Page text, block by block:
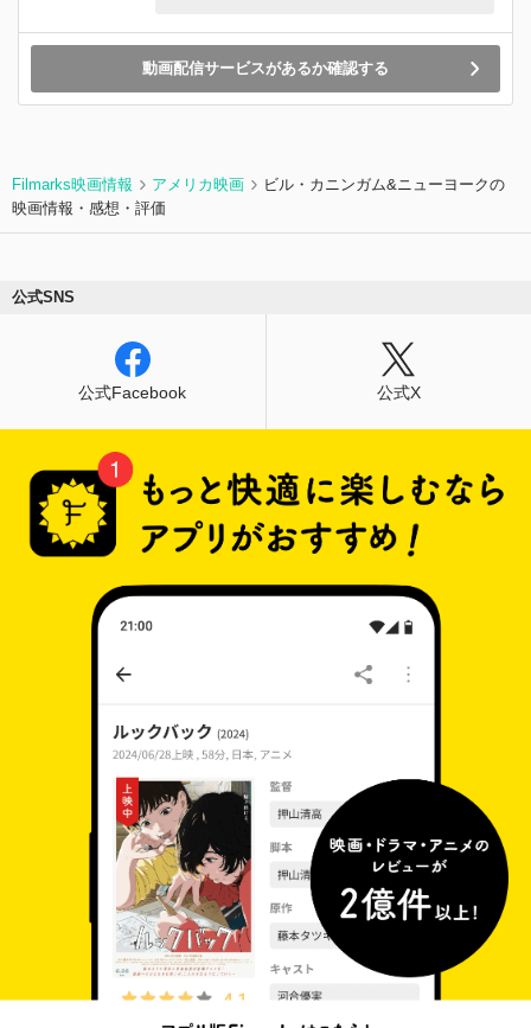
ハウスの内装を任され、ジャクリーン・ケネディ
を顧客に持つというキャリアの持ち主。アイリス
の”成功の秘訣”に迫るべく、展覧会や老舗百貨店
でのディスプレイ企画、売り切れ続出のTVショ
動画配信サービスがあるか確認する
Filmarks映画情報 アメリカ映画
ビル・カニンガム&ニューヨークの
映画情報・感想・評価
公式SNS
公式Facebook 公式X